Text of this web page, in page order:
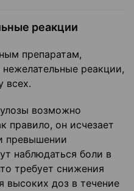
реакции
препаратам,
реакции,
всех.
возможно
правило, он исчезает
превышении
наблюдаться боли в
требует снижения
высоких доз в течение